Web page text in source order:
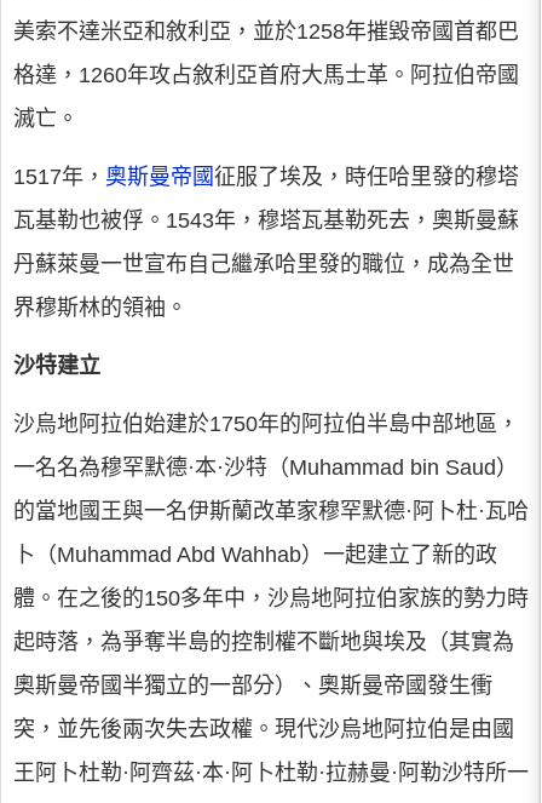
美索不達米亞和敘利亞，並於1258年摧毀帝國首都巴
格達，1260年攻占敘利亞首府大馬士革。阿拉伯帝國
滅亡。
1517年， 奧斯曼帝國征服了埃及，時任哈里發的穆塔
瓦基勒也被俘。1543年，穆塔瓦基勒死去，奧斯曼蘇
丹蘇萊曼一世宣布自己繼承哈里發的職位，成為全世
界穆斯林的領袖。
沙特建立
沙烏地阿拉伯始建於1750年的阿拉伯半島中部地區，
一名名為穆罕默德·本·沙特（Muhammad bin Saud）
的當地國王與一名伊斯蘭改革家穆罕默德·阿卜杜·瓦哈
卜（Muhammad Abd Wahhab）一起建立了新的政
體。在之後的150多年中，沙烏地阿拉伯家族的勢力時
起時落，為爭奪半島的控制權不斷地與埃及（其實為
奧斯曼帝國半獨立的一部分）、奧斯曼帝國發生衝
突，並先後兩次失去政權。現代沙烏地阿拉伯是由國
王阿卜杜勒·阿齊茲·本·阿卜杜勒·拉赫曼·阿勒沙特所一